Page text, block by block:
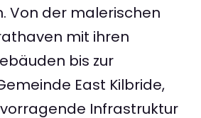
Von der malerischen
mit ihren
bis zur
East Kilbride,
Infrastruktur